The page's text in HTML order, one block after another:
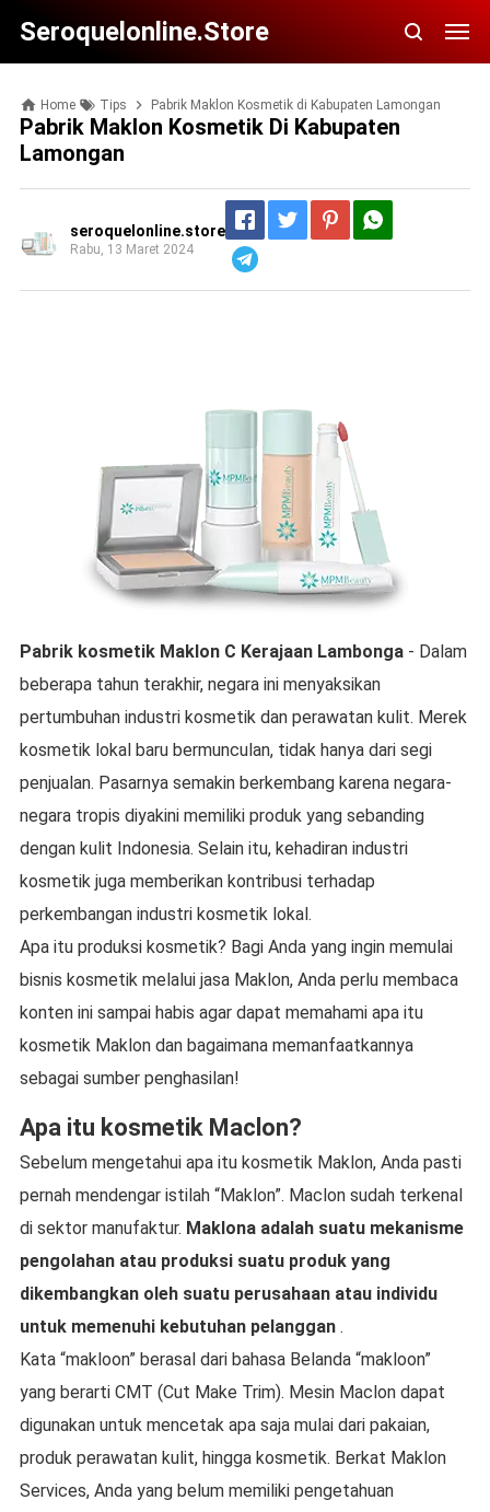
Seroquelonline.store
Home Tips Pabrik Maklon Kosmetik di Kabupaten Lamongan
Pabrik Maklon Kosmetik Di Kabupaten
Lamongan
seroquelonline.store
Rabu, 13 Maret 2024
Pabrik kosmetik Maklon C Kerajaan Lambonga- Dalam
beberapa tahun terakhir, negara ini menyaksikan
pertumbuhan industri kosmetik dan perawatan kulit. Merek
kosmetik lokal baru bermunculan, tidak hanya dari segi
penjualan. Pasarnya semakin berkembang karena negara-
negara tropis diyakini memiliki produk yang sebanding
dengan kulit Indonesia. Selain itu, kehadiran industri
kosmetik juga memberikan kontribusi terhadap
perkembangan industri kosmetik lokal.
Apa itu produksi kosmetik? Bagi Anda yang ingin memulai
bisnis kosmetik melalui jasa Maklon, Anda perlu membaca
konten ini sampai habis agar dapat memahami apa itu
kosmetik Maklon dan bagaimana memanfaatkannya
sebagai sumber penghasilan!
Apa itu kosmetik Maclon?
Sebelum mengetahui apa itu kosmetik Maklon, Anda pasti
pernah mendengar istilah “Maklon”. Maclon sudah terkenal
di sektor manufaktur. Maklona adalah suatu mekanisme
pengolahan atau produksi suatu produk yang
dikembangkan oleh suatu perusahaan atau individu
untuk memenuhi kebutuhan pelanggan.
Kata “makloon” berasal dari bahasa Belanda “makloon”
yang berarti CMT (Cut Make Trim). Mesin Maclon dapat
digunakan untuk mencetak apa saja mulai dari pakaian,
produk perawatan kulit, hingga kosmetik. Berkat Maklon
Services, Anda yang belum memiliki pengetahuan